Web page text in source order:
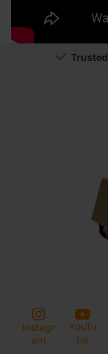
Trusted
Instagr
am
YouTu
be